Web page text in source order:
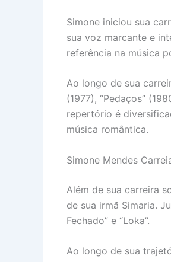
Simone iniciou sua
sua voz marcante e
referência na música
Ao longo de sua
(1977), “Pedaços”
repertório é
música romântica.
Simone Mendes
Além de sua carreira
de sua irmã Simaria.
Fechado” e “Loka”.
Ao longo de sua